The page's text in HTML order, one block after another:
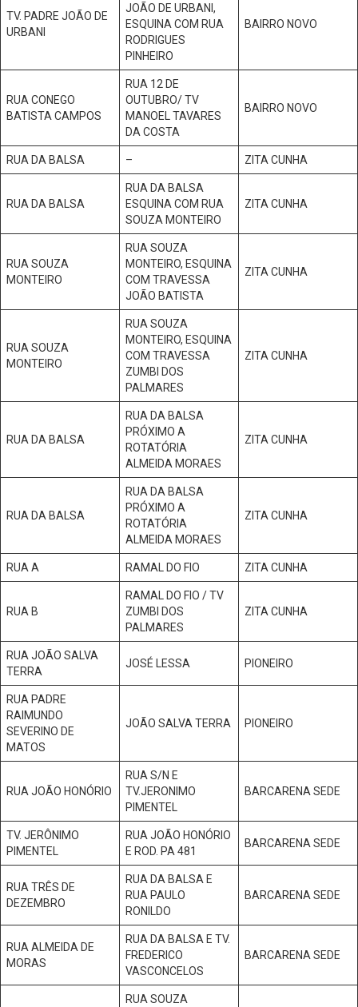
TV. PADRE JOÃO DE
URBANI
JOÃO DE URBANI,
ESQUINA COM RUA
RODRIGUES
PINHEIRO
BAIRRO NOVO
RUA CONEGO
BATISTA CAMPOS
RUA 12 DE
OUTUBRO/ TV
MANOEL TAVARES
DA COSTA
BAIRRO NOVO
RUA DA BALSA – ZITA CUNHA
RUA DA BALSA
RUA DA BALSA
ESQUINA COM RUA
SOUZA MONTEIRO
ZITA CUNHA
RUA SOUZA
MONTEIRO
RUA SOUZA
MONTEIRO, ESQUINA
COM TRAVESSA
JOÃO BATISTA
ZITA CUNHA
RUA SOUZA
MONTEIRO
RUA SOUZA
MONTEIRO, ESQUINA
COM TRAVESSA
ZUMBI DOS
PALMARES
ZITA CUNHA
RUA DA BALSA
RUA DA BALSA
PRÓXIMO A
ROTATÓRIA
ALMEIDA MORAES
ZITA CUNHA
RUA DA BALSA
RUA DA BALSA
PRÓXIMO A
ROTATÓRIA
ALMEIDA MORAES
ZITA CUNHA
RUA A RAMAL DO FIO ZITA CUNHA
RUA B
RAMAL DO FIO / TV
ZUMBI DOS
PALMARES
ZITA CUNHA
RUA JOÃO SALVA
TERRA
JOSÉ LESSA PIONEIRO
RUA PADRE
RAIMUNDO
SEVERINO DE
MATOS
JOÃO SALVA TERRA PIONEIRO
RUA JOÃO HONÓRIO
RUA S/N E
TV.JERONIMO
PIMENTEL
BARCARENA SEDE
TV. JERÔNIMO
PIMENTEL
RUA JOÃO HONÓRIO
E ROD. PA 481
BARCARENA SEDE
RUA TRÊS DE
DEZEMBRO
RUA DA BALSA E
RUA PAULO
RONILDO
BARCARENA SEDE
RUA ALMEIDA DE
MORAS
RUA DA BALSA E TV.
FREDERICO
VASCONCELOS
BARCARENA SEDE
RUA SOUZA